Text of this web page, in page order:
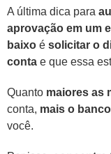
A última dica para
aprovação em um
baixo é solicitar o
conta e que essa
Quanto maiores as
conta, mais o
você.